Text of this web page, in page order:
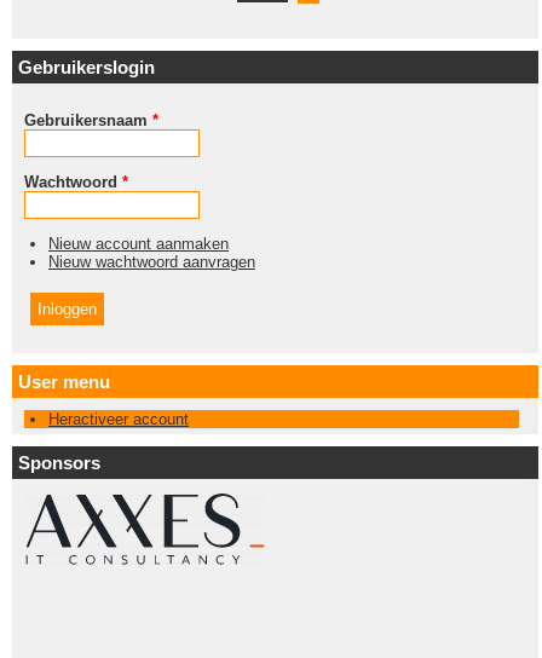
Gebruikerslogin
Gebruikersnaam *
Wachtwoord *
Nieuw account aanmaken
Nieuw wachtwoord aanvragen
User menu
Heractiveer account
Sponsors